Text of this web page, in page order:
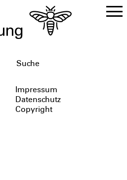
Impressum
Datenschutz
Copyright